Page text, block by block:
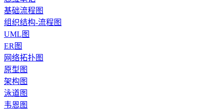
基础流程图
组织结构-流程图
UML图
ER图
网络拓扑图
原型图
架构图
泳道图
韦恩图